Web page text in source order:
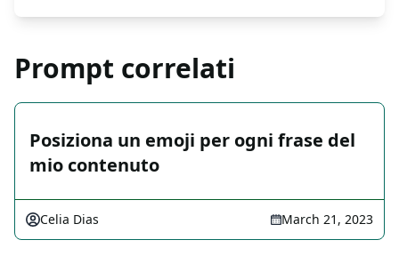
Prompt correlati
Posiziona un emoji per ogni frase del
mio contenuto
Celia Dias March 21, 2023